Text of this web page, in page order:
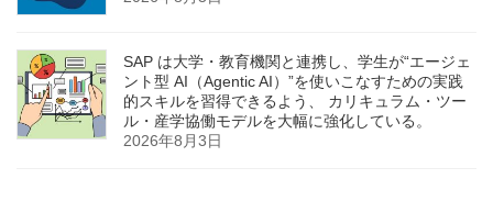
SAP は大学・教育機関と連携し、学生が“エージェ
ント型 AI（Agentic AI）”を使いこなすための実践
的スキルを習得できるよう、 カリキュラム・ツー
ル・産学協働モデルを大幅に強化している。
2026年8月3日